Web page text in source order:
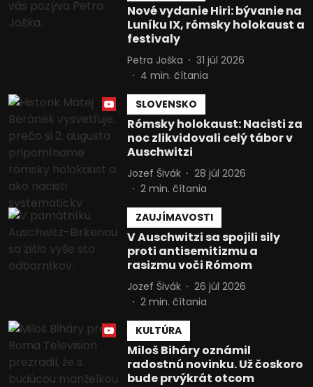
Nové vydanie Hiri: bývanie na
Luníku IX, rómsky holokaust a
festivaly
Petra Joška
31 júl 2026
4 min. čítania
SLOVENSKO
Rómsky holokaust: Nacisti za
noc zlikvidovali celý tábor v
Auschwitzi
Jozef Šivák
28 júl 2026
2 min. čítania
ZAUJÍMAVOSTI
V Auschwitzi sa spojili sily
proti antisemitizmu a
rasizmu voči Rómom
Jozef Šivák
26 júl 2026
2 min. čítania
KULTÚRA
Miloš Biháry oznámil
radostnú novinku. Už čoskoro
bude prvýkrát otcom